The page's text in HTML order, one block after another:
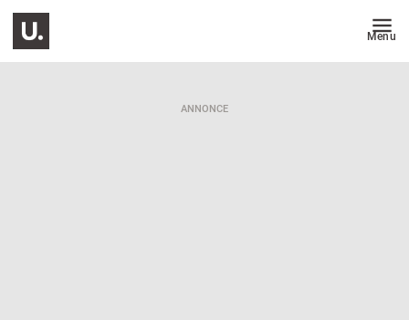
Menu
ANNONCE